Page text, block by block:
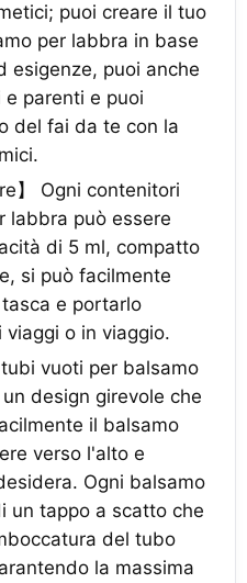
puoi creare il tuo
per labbra in base
esigenze, puoi anche
parenti e puoi
del fai da te con la
】 Ogni contenitori
labbra può essere
di 5 ml, compatto
si può facilmente
e portarlo
o in viaggio.
tubi vuoti per balsamo
design girevole che
il balsamo
verso l'alto e
Ogni balsamo
un tappo a scatto che
del tubo
la massima